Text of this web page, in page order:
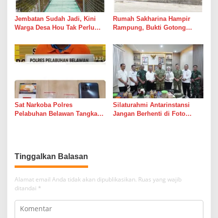
Jembatan Sudah Jadi, Kini
Warga Desa Hou Tak Perlu
Sungai
Rumah Sakharina Hampir
Rampung, Bukti Gotong
dari Janji Banyak Orang
Sat Narkoba Polres
Pelabuhan Belawan Tangkap
Silaturahmi Antarinstansi
Jangan Berhenti di Foto
Tinggalkan Balasan
Alamat email Anda tidak akan dipublikasikan. Ruas yang wajib
ditandai *